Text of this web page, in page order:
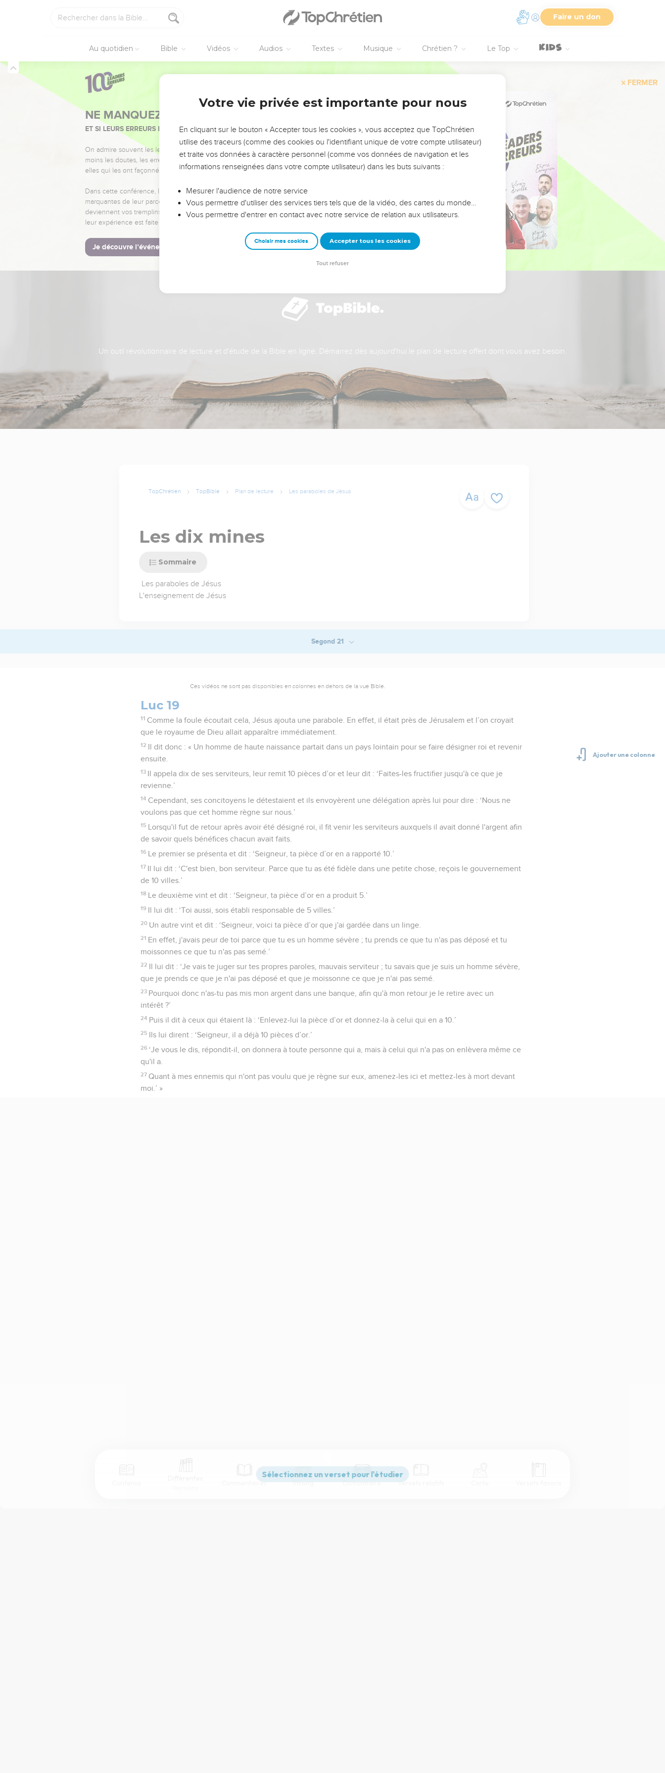
Faire un don
Au quotidien Bible Vidéos Audios Textes Musique Chrétien ? Le Top
FERMER
NE MANQUEZ PAS L’ÉVÉNEMENT DE L’ANNÉE !
ET SI LEURS ERREURS POUVAIENT VOUS ÉVITER LES VOTRES ?
On admire souvent les leaders pour leurs réussites, leur impact, leur foi ou leur vision. Mais on voit
moins les doutes, les erreurs et les saisons difficiles qu'ils ont traversés, alors même que ce sont
elles qui les ont façonnés.
Dans cette conférence, leaders, entrepreneurs, et responsables reviennent sur les erreurs
marquantes de leur parcours et les clés pour avancer avec plus de sagesse afin que leurs erreurs
deviennent vos tremplins. Que vous guidiez un ministère, une équipe, un groupe ou une famille,
leur expérience est faite pour vous.
Je découvre l’événement
Un outil révolutionnaire de lecture et d'étude de la Bible en ligne. Démarrez dès aujourd'hui le plan de lecture offert dont vous avez besoin.
TopChrétien TopBible Plan de lecture Les paraboles de Jésus
Les dix mines
Sommaire
Les paraboles de Jésus
L'enseignement de Jésus
Commentaires Strong Dictionnaire Versets relatifs
Segond 21
Ces vidéos ne sont pas disponibles en colonnes en dehors de la vue Bible.
Luc 19
11 Comme la foule écoutait cela, Jésus ajouta une parabole. En effet, il était près de Jérusalem et l’on croyait
que le royaume de Dieu allait apparaître immédiatement.
12
Il dit donc : « Un homme de haute naissance partait dans un pays lointain pour se faire désigner roi et revenir
ensuite.
13
Il appela dix de ses serviteurs, leur remit 10 pièces d’or et leur dit : ‘Faites-les fructifier jusqu'à ce que je
revienne.’
14 Cependant, ses concitoyens le détestaient et ils envoyèrent une délégation après lui pour dire : ‘Nous ne
voulons pas que cet homme règne sur nous.’
15
Lorsqu'il fut de retour après avoir été désigné roi, il fit venir les serviteurs auxquels il avait donné l'argent afin
de savoir quels bénéfices chacun avait faits.
16 Le premier se présenta et dit : ‘Seigneur, ta pièce d’or en a rapporté 10.’
17
Il lui dit : ‘C'est bien, bon serviteur. Parce que tu as été fidèle dans une petite chose, reçois le gouvernement
de 10 villes.’
18 Le deuxième vint et dit : ‘Seigneur, ta pièce d’or en a produit 5.’
19 Il lui dit : ‘Toi aussi, sois établi responsable de 5 villes.’
20 Un autre vint et dit : ‘Seigneur, voici ta pièce d’or que j'ai gardée dans un linge.
21 En effet, j'avais peur de toi parce que tu es un homme sévère ; tu prends ce que tu n'as pas déposé et tu
moissonnes ce que tu n'as pas semé.’
22
Il lui dit : ‘Je vais te juger sur tes propres paroles, mauvais serviteur ; tu savais que je suis un homme sévère,
que je prends ce que je n'ai pas déposé et que je moissonne ce que je n'ai pas semé.
23 Pourquoi donc n'as-tu pas mis mon argent dans une banque, afin qu'à mon retour je le retire avec un
intérêt ?’
24 Puis il dit à ceux qui étaient là : ‘Enlevez-lui la pièce d’or et donnez-la à celui qui en a 10.’
25 Ils lui dirent : ‘Seigneur, il a déjà 10 pièces d’or.’
26 ‘Je vous le dis, répondit-il, on donnera à toute personne qui a, mais à celui qui n'a pas on enlèvera même ce
qu'il a.
27 Quant à mes ennemis qui n'ont pas voulu que je règne sur eux, amenez-les ici et mettez-les à mort devant
moi.’ »
Votre vie privée est importante pour nous
En cliquant sur le bouton « Accepter tous les cookies », vous acceptez que TopChrétien
utilise des traceurs (comme des cookies ou l'identifiant unique de votre compte utilisateur)
et traite vos données à caractère personnel (comme vos données de navigation et les
informations renseignées dans votre compte utilisateur) dans les buts suivants :
Mesurer l'audience de notre service
Vous permettre d'utiliser des services tiers tels que de la vidéo, des cartes du monde…
Vous permettre d'entrer en contact avec notre service de relation aux utilisateurs.
Choisir mes cookies Accepter tous les cookies
Tout refuser